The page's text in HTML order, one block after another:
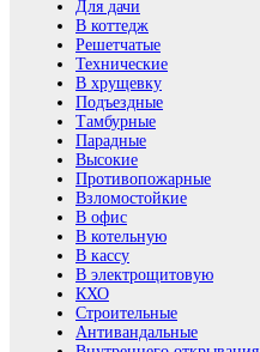
Для дачи
В коттедж
Решетчатые
Технические
В хрущевку
Подъездные
Тамбурные
Парадные
Высокие
Противопожарные
Взломостойкие
В офис
В котельную
В кассу
В электрощитовую
КХО
Строительные
Антивандальные